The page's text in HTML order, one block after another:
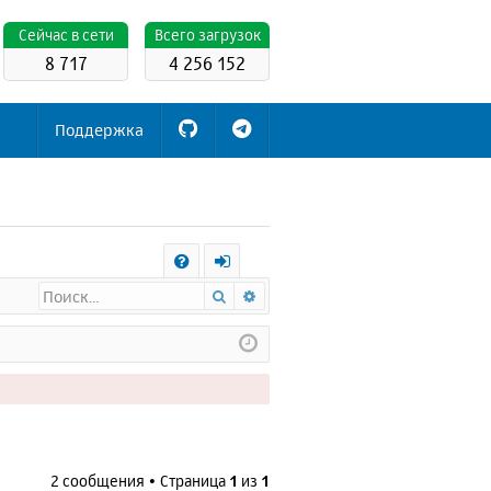
Всего загрузок
4 256 152
Cейчас в сети
8 717
Поддержка
Q
х
о
д
Поиск
2 сообщения • Страница 1 из 1